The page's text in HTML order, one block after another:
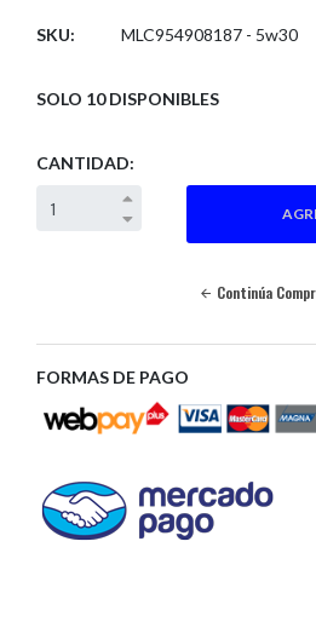
SKU: MLC954908187 - 5w30
SOLO 10 DISPONIBLES
CANTIDAD:
Continúa
FORMAS DE PAGO